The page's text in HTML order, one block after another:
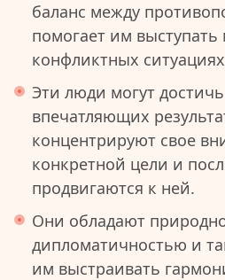
баланс между
помогает им
конфликтных
Эти люди могут
впечатляющих
концентрируют свое
конкретной цели и
продвигаются к ней.
Они обладают
дипломатичностью и
им выстраивать